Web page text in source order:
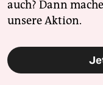
auch? Dann
unsere Aktion.